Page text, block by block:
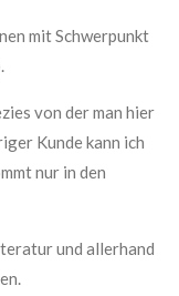
mit Schwerpunkt
von der man hier
Kunde kann ich
nur in den
und allerhand